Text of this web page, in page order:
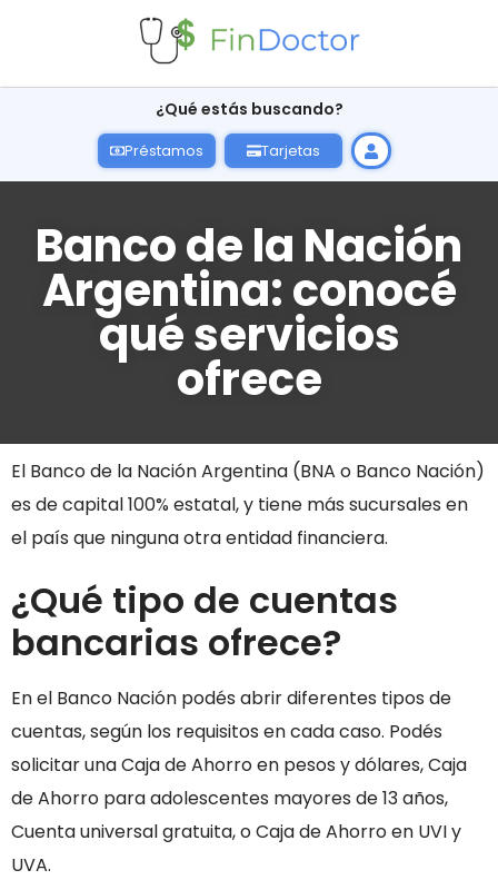
¿Qué estás buscando?
Préstamos Tarjetas
Banco de la Nación
Argentina: conocé
qué servicios
ofrece
El Banco de la Nación Argentina (BNA o Banco Nación)
es de capital 100% estatal, y tiene más sucursales en
el país que ninguna otra entidad financiera.
¿Qué tipo de cuentas
bancarias ofrece?
En el Banco Nación podés abrir diferentes tipos de
cuentas, según los requisitos en cada caso. Podés
solicitar una Caja de Ahorro en pesos y dólares, Caja
de Ahorro para adolescentes mayores de 13 años,
Cuenta universal gratuita, o Caja de Ahorro en UVI y
UVA.